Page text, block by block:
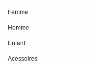
Femme
Homme
Enfant
Acessoires